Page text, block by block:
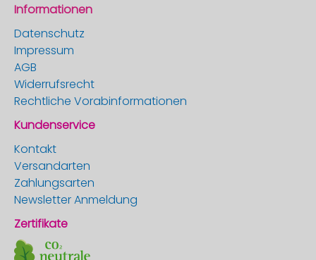
Informationen
Datenschutz
Impressum
AGB
Widerrufsrecht
Rechtliche Vorabinformationen
Kundenservice
Kontakt
Versandarten
Zahlungsarten
Newsletter Anmeldung
Zertifikate